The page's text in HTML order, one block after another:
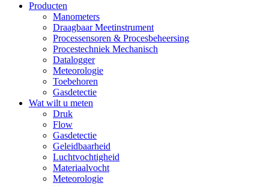
Producten
Manometers
Draagbaar Meetinstrument
Processensoren & Procesbeheersing
Procestechniek Mechanisch
Datalogger
Meteorologie
Toebehoren
Gasdetectie
Wat wilt u meten
Druk
Flow
Gasdetectie
Geleidbaarheid
Luchtvochtigheid
Materiaalvocht
Meteorologie